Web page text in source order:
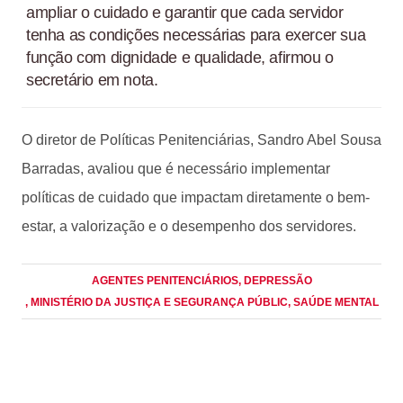
ampliar o cuidado e garantir que cada servidor
tenha as condições necessárias para exercer sua
função com dignidade e qualidade, afirmou o
secretário em nota.
O diretor de Políticas Penitenciárias, Sandro Abel Sousa
Barradas, avaliou que é necessário implementar
políticas de cuidado que impactam diretamente o bem-
estar, a valorização e o desempenho dos servidores.
AGENTES PENITENCIÁRIOS, DEPRESSÃO
, MINISTÉRIO DA JUSTIÇA E SEGURANÇA PÚBLIC, SAÚDE MENTAL